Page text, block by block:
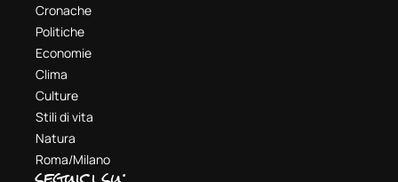
Cronache
Politiche
Economie
Clima
Culture
Stili di vita
Natura
Roma/Milano